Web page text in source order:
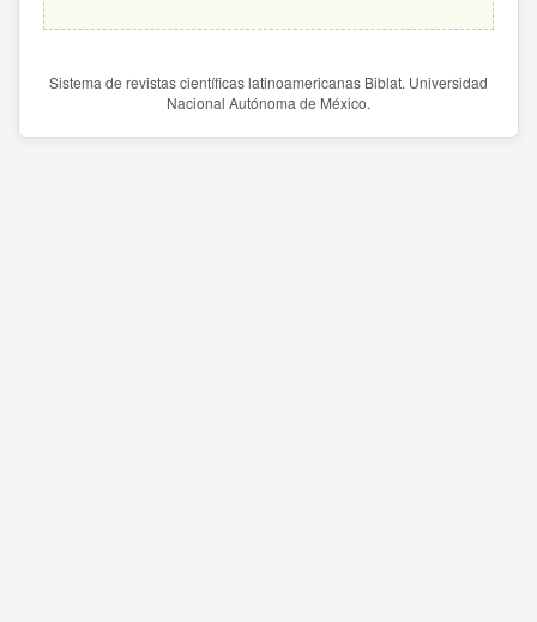
Sistema de revistas científicas latinoamericanas Biblat. Universidad
Nacional Autónoma de México.